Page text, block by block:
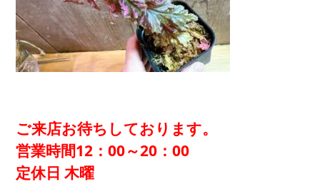
ご来店お待ちしております。
営業時間12：00～20：00
定休日 木曜